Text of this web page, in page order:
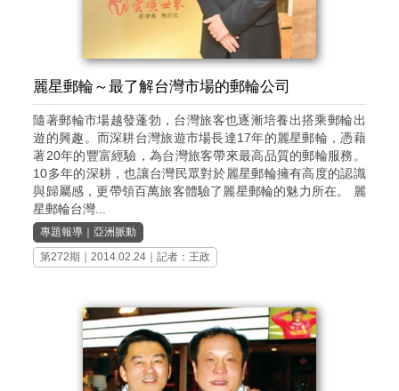
麗星郵輪～最了解台灣市場的郵輪公司
隨著郵輪市場越發蓬勃，台灣旅客也逐漸培養出搭乘郵輪出
遊的興趣。而深耕台灣旅遊市場長達17年的麗星郵輪，憑藉
著20年的豐富經驗，為台灣旅客帶來最高品質的郵輪服務。
10多年的深耕，也讓台灣民眾對於麗星郵輪擁有高度的認識
與歸屬感，更帶領百萬旅客體驗了麗星郵輪的魅力所在。 麗
星郵輪台灣...
專題報導 ｜亞洲脈動
第272期 ｜2014.02.24｜記者：王政